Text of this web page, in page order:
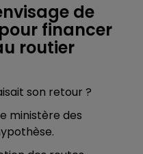
de
financer
routier
son retour ?
ministère des